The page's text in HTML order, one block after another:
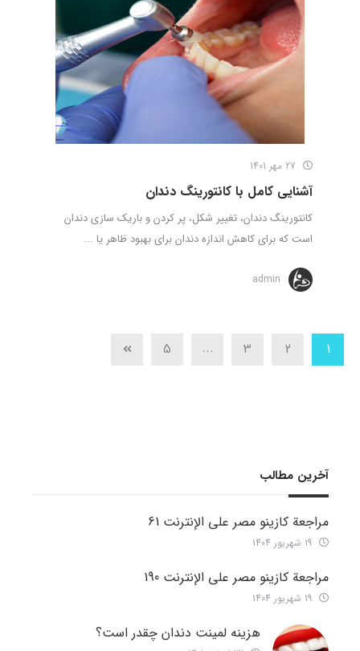
آشنایی کامل با کانتورینگ دندان
کانتورینگ دندان، تغییر شکل، پر کردن و باریک سازی دندان
است که برای کاهش اندازه دندان برای بهبود ظاهر یا ...
admin
1
2
3
...
5
آخرین مطالب
مراجعة كازينو مصر على الإنترنت 61
مراجعة كازينو مصر على الإنترنت 190
هزینه لمینت دندان چقدر است؟